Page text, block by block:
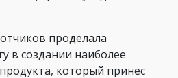
проделала
в создании наиболее
который принес